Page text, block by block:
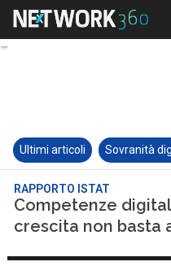
Ultimi articoli Sovranità
RAPPORTO ISTAT
Competenze
crescita non basta